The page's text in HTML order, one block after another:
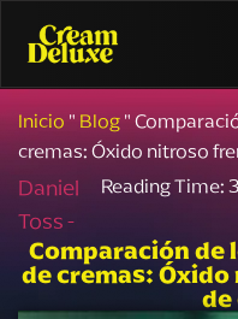
Inicio"Blog"
cremas: Óxido nitroso
Daniel
Toss -
Comparación de
de cremas: